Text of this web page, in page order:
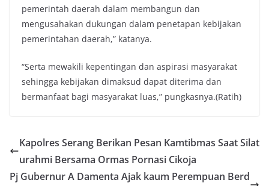
pemerintah daerah dalam membangun dan
mengusahakan dukungan dalam penetapan kebijakan
pemerintahan daerah,” katanya.
“Serta mewakili kepentingan dan aspirasi masyarakat
sehingga kebijakan dimaksud dapat diterima dan
bermanfaat bagi masyarakat luas,” pungkasnya.(Ratih)
Kapolres Serang Berikan Pesan Kamtibmas Saat Silat
urahmi Bersama Ormas Pornasi Cikoja
Pj Gubernur A Damenta Ajak kaum Perempuan Berd